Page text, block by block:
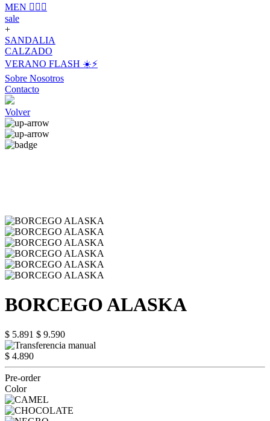
MEN 🙋🏽‍♂️
sale
+
SANDALIA
CALZADO
VERANO FLASH ☀️⚡️
Sobre Nosotros
Contacto
Volver
BORCEGO ALASKA
$ 5.891 $ 9.590
$ 4.890
Pre-order
Color